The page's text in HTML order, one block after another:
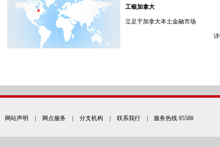
工银加拿大
立足于加拿大本土金融市场
网站声明 网点服务 分支机构 联系我行 | 服务热线 95588